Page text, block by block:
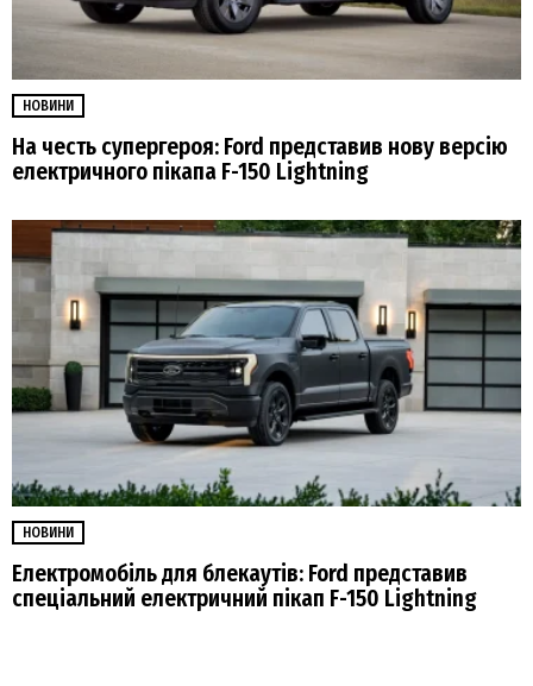
НОВИНИ
На честь супергероя: Ford представив нову версію
електричного пікапа F-150 Lightning
НОВИНИ
Електромобіль для блекаутів: Ford представив
спеціальний електричний пікап F-150 Lightning